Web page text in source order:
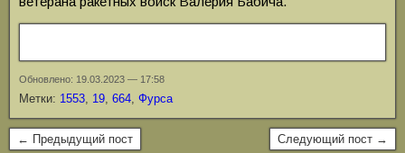
Обновлено: 19.03.2023 — 17:58
Метки: 1553, 19, 664, Фурса
← Предыдущий пост Следующий пост →